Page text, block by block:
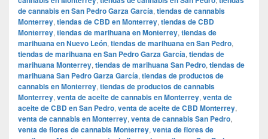
de cannabis en San Pedro Garza García, tiendas de cannabis
Monterrey, tiendas de CBD en Monterrey, tiendas de CBD
Monterrey, tiendas de marihuana en Monterrey, tiendas de
marihuana en Nuevo León, tiendas de marihuana en San Pedro,
tiendas de marihuana en San Pedro Garza García, tiendas de
marihuana Monterrey, tiendas de marihuana San Pedro, tiendas de
marihuana San Pedro Garza García, tiendas de productos de
cannabis en Monterrey, tiendas de productos de cannabis
Monterrey, venta de aceite de cannabis en Monterrey, venta de
aceite de CBD en San Pedro, venta de aceite de CBD Monterrey,
venta de cannabis en Monterrey, venta de cannabis San Pedro,
venta de flores de cannabis Monterrey, venta de flores de